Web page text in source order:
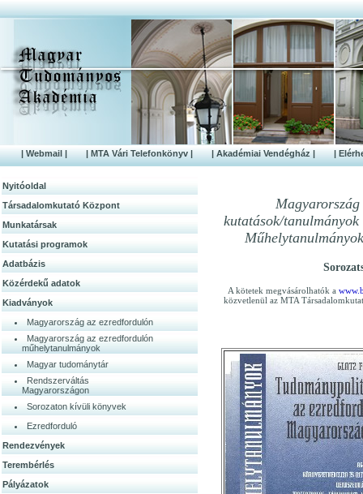
| Webmail | | MTA Vári Telefonkönyv | | Akadémiai Vendégház | |
Nyitóoldal
Társadalomkutató Központ
Munkatársak
Kutatási programok
Adatbázis
Közérdek­ű adatok
Kiadványok
Magyarország az ezredfordulón
Magyarország az ezredfordulón
műhelytanulmányok
Magyar tudománytár
Rendszerváltás
Magyarországon
Sorozaton kívüli könyvek
Ezredforduló
Rendezvények
Terembérlés
Pályázatok
kutatások/
A kötetek megvásárolhatók a
közvetlenül az MTA